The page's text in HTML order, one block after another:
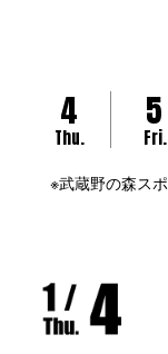
4
Thu.
5
Fri.
※武蔵野の森ス